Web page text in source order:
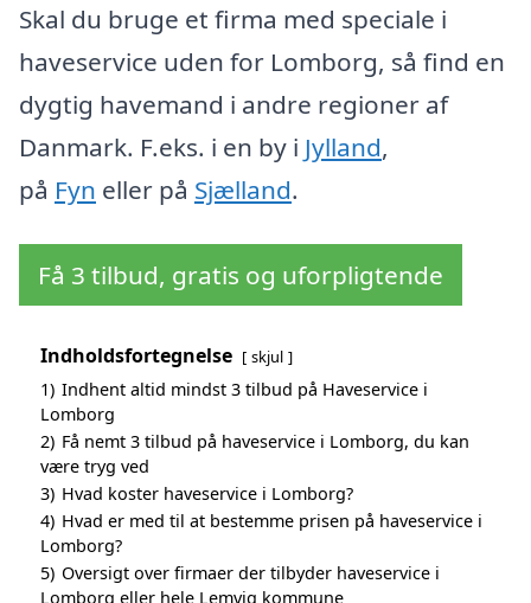
Skal du bruge et firma med speciale i
haveservice uden for Lomborg, så find en
dygtig havemand i andre regioner af
Danmark. F.eks. i en by i Jylland,
på Fyn eller på Sjælland.
Få 3 tilbud, gratis og uforpligtende
Indholdsfortegnelse skjul
1) Indhent altid mindst 3 tilbud på Haveservice i
Lomborg
2) Få nemt 3 tilbud på haveservice i Lomborg, du kan
være tryg ved
3) Hvad koster haveservice i Lomborg?
4) Hvad er med til at bestemme prisen på haveservice i
Lomborg?
5) Oversigt over firmaer der tilbyder haveservice i
Lomborg eller hele Lemvig kommune